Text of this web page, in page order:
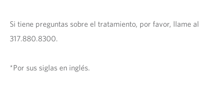
Si tiene preguntas sobre el tratamiento, por favor, llame al
317.880.8300.
*Por sus siglas en inglés.